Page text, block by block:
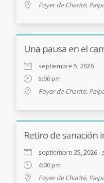
Foyer de Charité,
Una pausa en el
septiembre 5, 2026
5:00 pm
Foyer de Charité,
Retiro de sanación
septiembre 25, 2026 -
4:00 pm
Foyer de Charité,